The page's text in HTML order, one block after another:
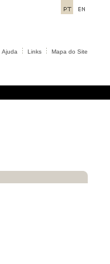
Ajuda Links Mapa do Site